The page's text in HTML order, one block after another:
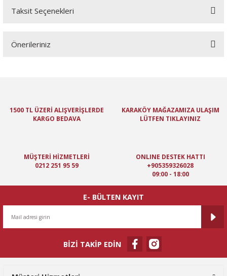
Taksit Seçenekleri
Önerileriniz
Ürün resmi kalitesiz, bozuk veya görüntülenemiyor.
Ürün bilgilerinde hatalar bulunuyor.
Ürün fiyatı diğer sitelerden daha pahalı.
Gönder
1500 TL ÜZERİ ALIŞVERİŞLERDE
KARGO BEDAVA
KARAKÖY MAĞAZAMIZA ULAŞIM
LÜTFEN TIKLAYINIZ
MÜŞTERİ HİZMETLERİ
0212 251 95 59
ONLINE DESTEK HATTI
+905359326028
09:00 - 18:00
E- BÜLTEN KAYIT
BİZİ TAKİP EDİN